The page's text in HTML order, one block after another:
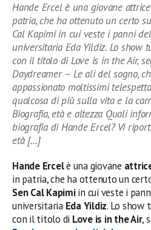
Hande Ercel è una giovane
patria, che ha ottenuto un certo
Cal Kapimi in cui veste i panni
universitaria Eda Yildiz. Lo show
con il titolo di Love is in the Air,
Daydreamer – Le ali del sogno,
appassionato moltissimi
qualcosa di più sulla vita e la
Biografia, età e altezza Quali
biografia di Hande Ercel? Vi
età […]
Hande Ercelè una giovane
in patria, che ha ottenuto un
Sen Cal Kapimiin cui veste i
universitaria Eda Yildiz. Lo show
con il titolo di Love is in the Air,